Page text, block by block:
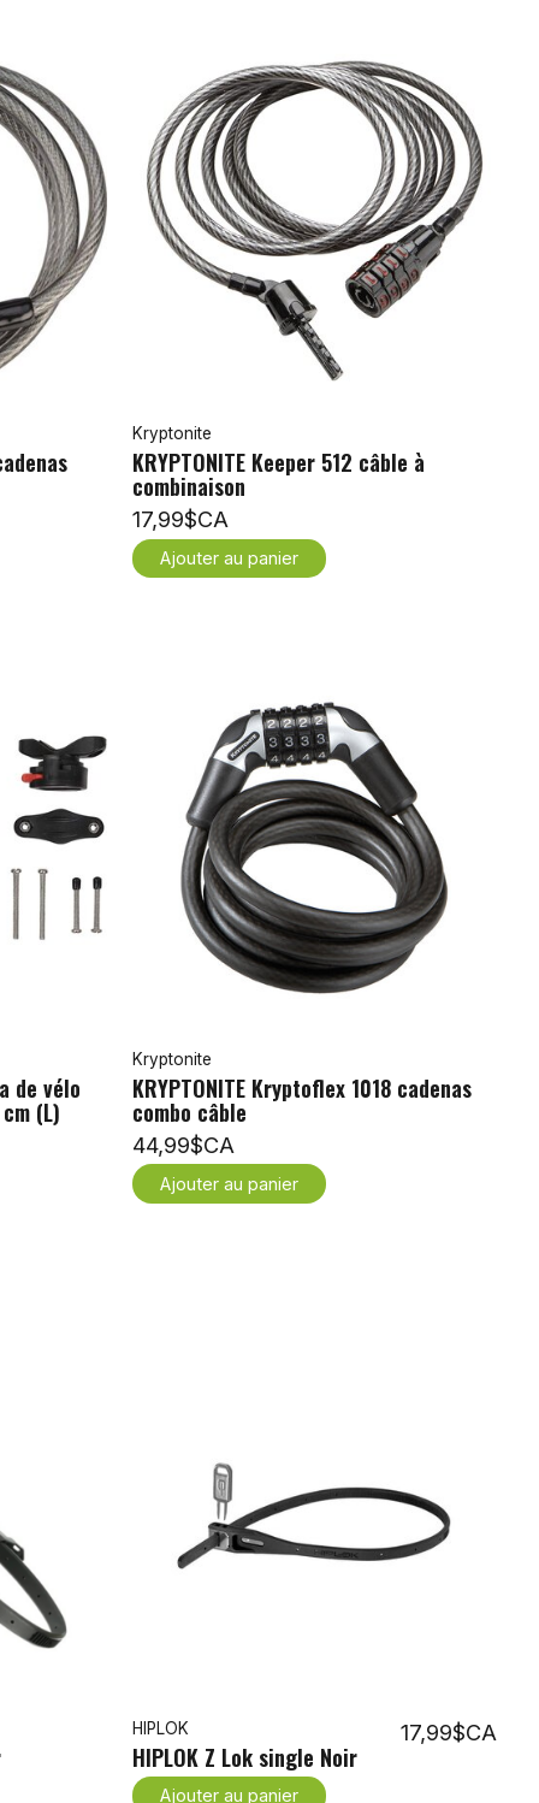
Kryptonite
KRYPTONITE Keeper 512 câble à
combinaison
17,99$CA
Ajouter au panier
de vélo
(L)
Kryptonite
KRYPTONITE Kryptoflex 1018 cadenas
combo câble
44,99$CA
Ajouter au panier
HIPLOK
HIPLOK Z Lok single Noir
17,99$CA
Ajouter au panier